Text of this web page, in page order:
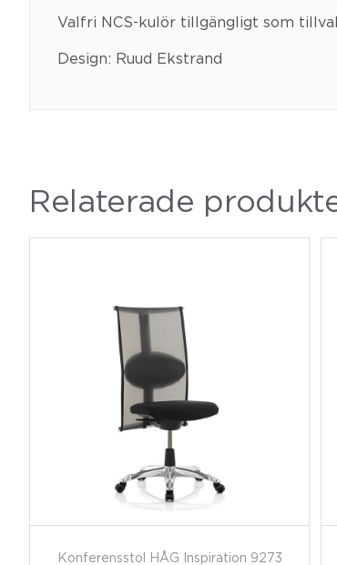
Valfri NCS-kulör tillgängligt som
Design: Ruud Ekstrand
Relaterade
Konferensstol HÅG Inspiration 9273